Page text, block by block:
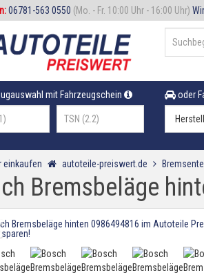
06781-563 0550 (Mo. - Fr. 10:00 Uhr - 16:00 Uhr)
mit Fahrzeugschein oder
einkaufen autoteile-preiswert.de
Bremsbeläge